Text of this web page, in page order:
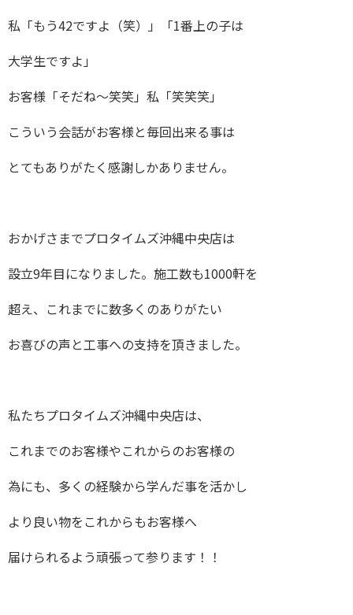
私「もう42ですよ（笑）」「1番上の子は
大学生ですよ」
お客様「そだね～笑笑」私「笑笑笑」
こういう会話がお客様と毎回出来る事は
とてもありがたく感謝しかありません。
おかげさまでプロタイムズ沖縄中央店は
設立9年目になりました。施工数も1000軒を
超え、これまでに数多くのありがたい
お喜びの声と工事への支持を頂きました。
私たちプロタイムズ沖縄中央店は、
これまでのお客様やこれからのお客様の
為にも、多くの経験から学んだ事を活かし
より良い物をこれからもお客様へ
届けられるよう頑張って参ります！！